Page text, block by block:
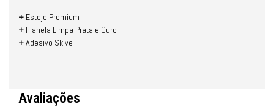
+ Estojo Premium
+ Flanela Limpa Prata e Ouro
+Adesivo Skive
Avaliações